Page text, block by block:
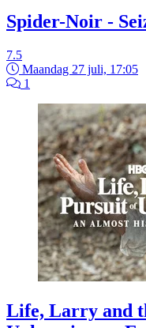
Spider-Noir -
7.5
Maandag 27 juli, 17:05
1
Life, Larry and